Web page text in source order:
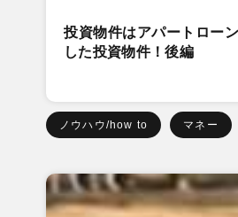
投資物件はアパートロー
した投資物件！後編
ノウハウ/how to マネー